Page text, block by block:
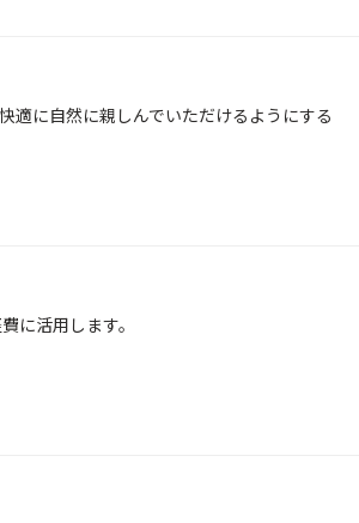
適に自然に親しんでいただけるようにする
に活用します。